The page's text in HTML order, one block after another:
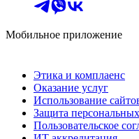
Мобильное приложение
Этика и комплаенс
Оказание услуг
Использование
Защита
Пользовательское